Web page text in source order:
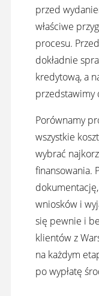
przed
właściwe
procesu.
dokładnie
kredytową, a
przedstawimy
Porównamy
wszystkie
wybrać
finansowania.
wniosków i
się pewnie i
klientów z
na każdym
po wypłatę